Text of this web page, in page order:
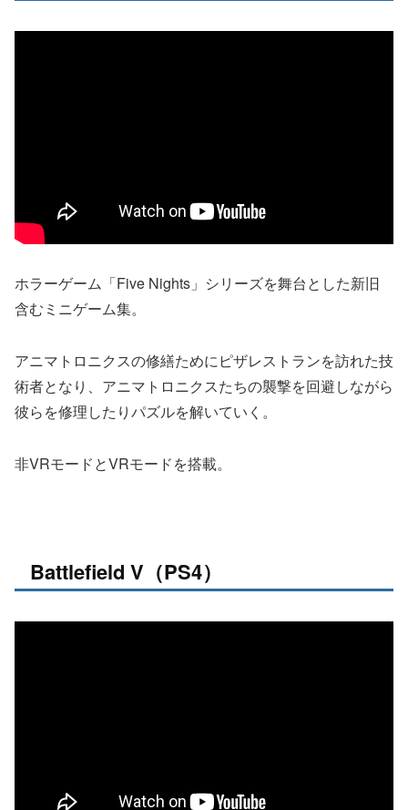
ホラーゲーム「Five Nights」シリーズを舞台とした新旧
含むミニゲーム集。
アニマトロニクスの修繕ためにピザレストランを訪れた技
術者となり、アニマトロニクスたちの襲撃を回避しながら
彼らを修理したりパズルを解いていく。
非VRモードとVRモードを搭載。
Battlefield V（PS4）